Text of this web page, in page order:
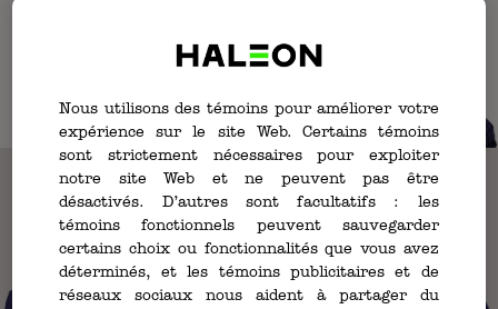
Congestion nasale Maux de tête
Congestion des
sinus
Nous utilisons des témoins pour améliorer votre
expérience sur le site Web. Certains témoins
sont strictement nécessaires pour exploiter
notre site Web et ne peuvent pas être
désactivés. D’autres sont facultatifs : les
témoins fonctionnels peuvent sauvegarder
certains choix ou fonctionnalités que vous avez
déterminés, et les témoins publicitaires et de
réseaux sociaux nous aident à partager du